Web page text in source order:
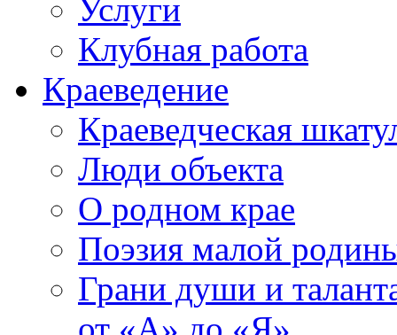
Услуги
Клубная работа
Краеведение
Краеведческая
Люди объекта
О родном крае
Поэзия малой
Грани души и